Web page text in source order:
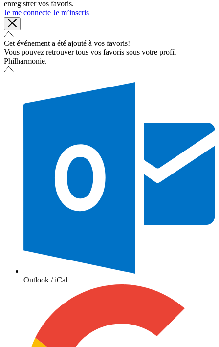
enregistrer vos favoris.
Je me connecte Je m’inscris
Cet événement a été ajouté à vos favoris!
Vous pouvez retrouver tous vos favoris sous votre profil
Philharmonie.
Outlook / iCal